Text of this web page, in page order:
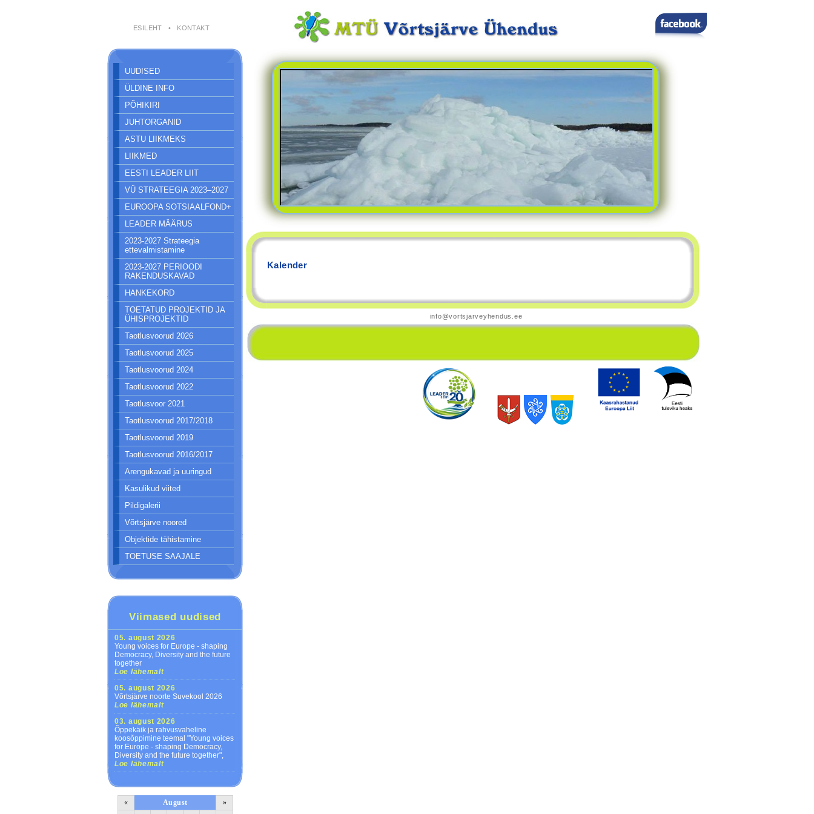
ESILEHT • KONTAKT
UUDISED
ÜLDINE INFO
PÕHIKIRI
JUHTORGANID
ASTU LIIKMEKS
LIIKMED
EESTI LEADER LIIT
VÜ STRATEEGIA 2023–2027
EUROOPA SOTSIAALFOND+
LEADER MÄÄRUS
2023-2027 Strateegia
ettevalmistamine
2023-2027 PERIOODI
RAKENDUSKAVAD
HANKEKORD
TOETATUD PROJEKTID JA
ÜHISPROJEKTID
Taotlusvoorud 2026
Taotlusvoorud 2025
Taotlusvoorud 2024
Taotlusvoorud 2022
Taotlusvoor 2021
Taotlusvoorud 2017/2018
Taotlusvoorud 2019
Taotlusvoorud 2016/2017
Arengukavad ja uuringud
Kasulikud viited
Pildigalerii
Võrtsjärve noored
Objektide tähistamine
TOETUSE SAAJALE
Viimased uudised
05. august 2026
Young voices for Europe - shaping
Democracy, Diversity and the future
together
Loe lähemalt
05. august 2026
Võrtsjärve noorte Suvekool 2026
Loe lähemalt
03. august 2026
Õppekäik ja rahvusvaheline
koosõppimine teemal "Young voices
for Europe - shaping Democracy,
Diversity and the future together",
Loe lähemalt
« August »
Kalender
info@vortsjarveyhendus.ee